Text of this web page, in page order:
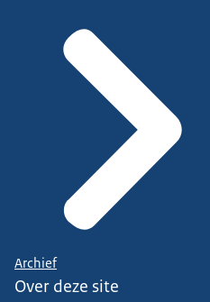
Archief
Over deze site